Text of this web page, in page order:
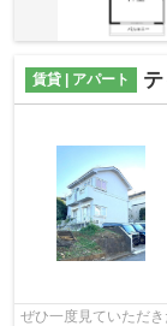
賃貸 | アパート
ぜひ一度見ていただ